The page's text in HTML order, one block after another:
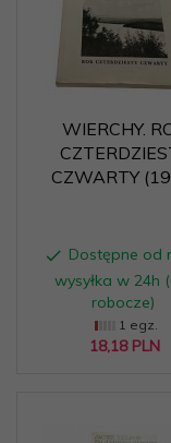
WIERCHY.
CZWARTY
Dostępne od
wysyłka w 24h
robocze)
1 egz.
18,18 PLN